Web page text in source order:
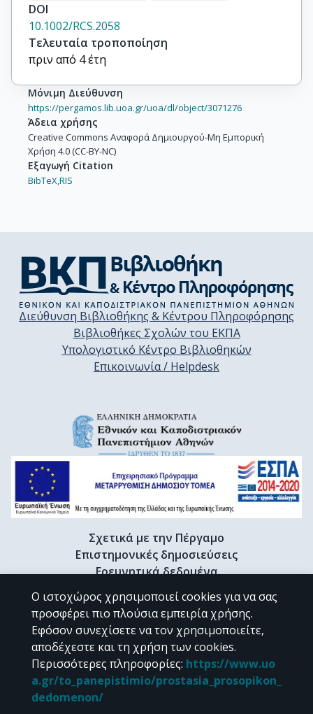
DOI
10.1002/RCS.2058
Τελευταία τροποποίηση
πριν από 4 έτη
Μόνιμη Διεύθυνση
https://pergamos.lib.uoa.gr/uoa/dl/object/3071276
Άδεια χρήσης
Creative Commons Αναφορά Δημιουργού-Μη Εμπορική
Χρήση 4.0 (CC-BY-NC)
Εξαγωγή Citation
BibTeX,RIS
Διεύθυνση Βιβλιοθήκης & Κέντρου Πληροφόρησης
Βιβλιοθήκες Σχολών του ΕΚΠΑ
Υπολογιστικό Κέντρο Βιβλιοθηκών
Επικοινωνία / Helpdesk
Σχετικά με την Πέργαμο
Επιστημονικές δημοσιεύσεις
Ερευνητικά δεδομένα
Διδακτορικές διατριβές & Γκρίζα βιβλιογραφία
Προφίλ Ερευνητή
CC BY-NC 4.0
Εκτός αν αναφέρεται διαφορετικά, το υλικό της "Περγάμου" διατίθεται
Ο ιστοχώρος χρησιμοποιεί cookies για να σας
προσφέρει πιο πλούσια εμπειρία χρήσης.
Εφόσον συνεχίσετε να τον χρησιμοποιείτε,
αποδέχεστε και τη χρήση των cookies.
Περισσότερες πληροφορίες: https://www.uo
a.gr/to_panepistimio/prostasia_prosopikon_
dedomenon/